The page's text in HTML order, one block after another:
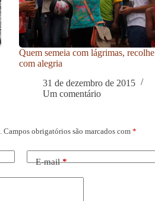
Quem semeia com lágrimas, recolhe
com alegria
31 de dezembro de 2015
Um comentário
Campos obrigatórios são marcados com *
E-mail*